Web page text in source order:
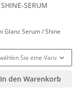
SHINE-SERUM
Glanz Serum / Shine
Sie eine Variation.
In den Warenkorb